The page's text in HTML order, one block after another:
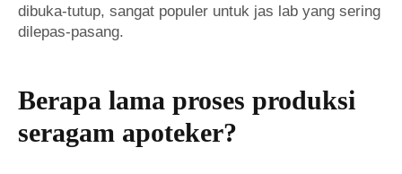
dibuka-tutup, sangat populer untuk jas lab yang sering
dilepas-pasang.
Berapa lama proses produksi
seragam apoteker?